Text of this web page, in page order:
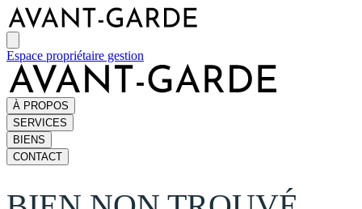
Espace propriétaire gestion
À PROPOS
SERVICES
BIENS
CONTACT